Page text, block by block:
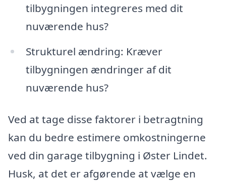
tilbygningen integreres med dit
nuværende hus?
Strukturel ændring: Kræver
tilbygningen ændringer af dit
nuværende hus?
Ved at tage disse faktorer i betragtning
kan du bedre estimere omkostningerne
ved din garage tilbygning i Øster Lindet.
Husk, at det er afgørende at vælge en